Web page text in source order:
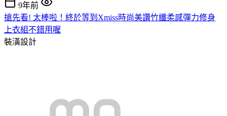
9年前
搶先看! 太棒啦！終於等到Xmiss時尚美讚竹纖柔感彈力修身
上衣組不錯用喔
裝潢設計